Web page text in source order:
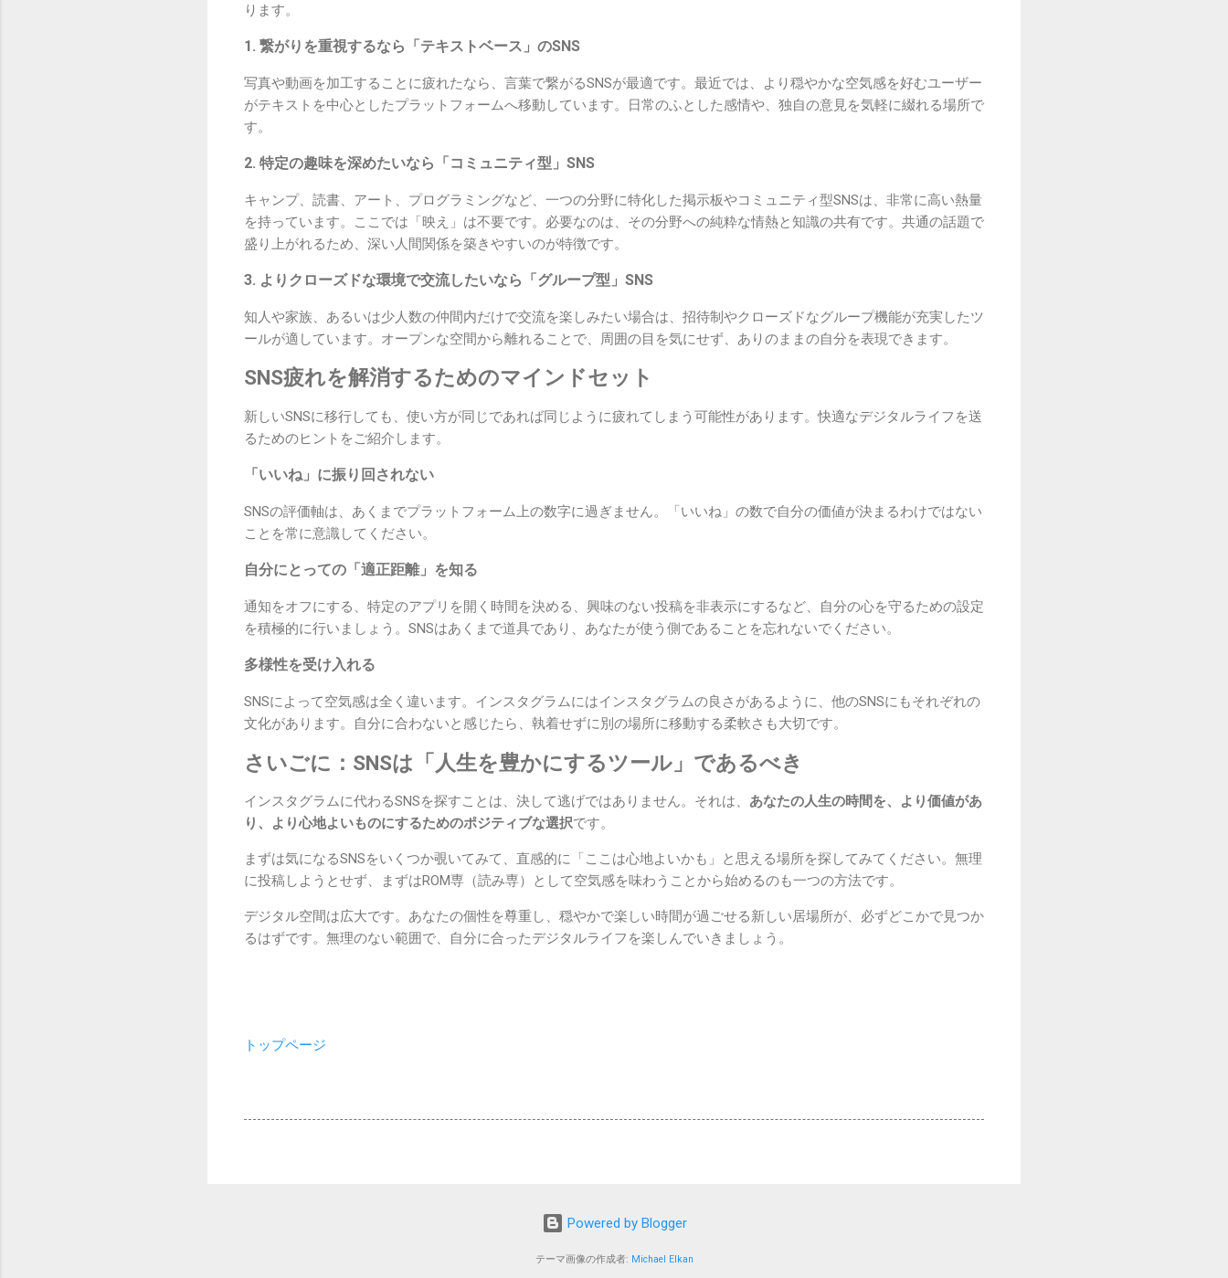
ります。
1. 繋がりを重視するなら「テキストベース」のSNS
写真や動画を加工することに疲れたなら、言葉で繋がるSNSが最適です。最近では、より穏やかな空気感を好むユーザー
がテキストを中心としたプラットフォームへ移動しています。日常のふとした感情や、独自の意見を気軽に綴れる場所で
す。
2. 特定の趣味を深めたいなら「コミュニティ型」SNS
キャンプ、読書、アート、プログラミングなど、一つの分野に特化した掲示板やコミュニティ型SNSは、非常に高い熱量
を持っています。ここでは「映え」は不要です。必要なのは、その分野への純粋な情熱と知識の共有です。共通の話題で
盛り上がれるため、深い人間関係を築きやすいのが特徴です。
3. よりクローズドな環境で交流したいなら「グループ型」SNS
知人や家族、あるいは少人数の仲間内だけで交流を楽しみたい場合は、招待制やクローズドなグループ機能が充実したツ
ールが適しています。オープンな空間から離れることで、周囲の目を気にせず、ありのままの自分を表現できます。
SNS疲れを解消するためのマインドセット
新しいSNSに移行しても、使い方が同じであれば同じように疲れてしまう可能性があります。快適なデジタルライフを送
るためのヒントをご紹介します。
「いいね」に振り回されない
SNSの評価軸は、あくまでプラットフォーム上の数字に過ぎません。「いいね」の数で自分の価値が決まるわけではない
ことを常に意識してください。
自分にとっての「適正距離」を知る
通知をオフにする、特定のアプリを開く時間を決める、興味のない投稿を非表示にするなど、自分の心を守るための設定
を積極的に行いましょう。SNSはあくまで道具であり、あなたが使う側であることを忘れないでください。
多様性を受け入れる
SNSによって空気感は全く違います。インスタグラムにはインスタグラムの良さがあるように、他のSNSにもそれぞれの
文化があります。自分に合わないと感じたら、執着せずに別の場所に移動する柔軟さも大切です。
さいごに：SNSは「人生を豊かにするツール」であるべき
インスタグラムに代わるSNSを探すことは、決して逃げではありません。それは、 あなたの人生の時間を、より価値があ
り、より心地よいものにするためのポジティブな選択です。
まずは気になるSNSをいくつか覗いてみて、直感的に「ここは心地よいかも」と思える場所を探してみてください。無理
に投稿しようとせず、まずはROM専（読み専）として空気感を味わうことから始めるのも一つの方法です。
デジタル空間は広大です。あなたの個性を尊重し、穏やかで楽しい時間が過ごせる新しい居場所が、必ずどこかで見つか
るはずです。無理のない範囲で、自分に合ったデジタルライフを楽しんでいきましょう。
トップページ
Powered by Blogger
テーマ画像の作成者: Michael Elkan